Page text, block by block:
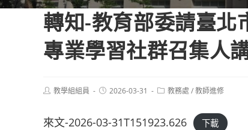
轉知-教育部委請臺北
專業學習社群召集人
Post教學組組員
Post2026-03-31
Post教務處 /教師進修
來文-2026-03-31T151923.626 下載